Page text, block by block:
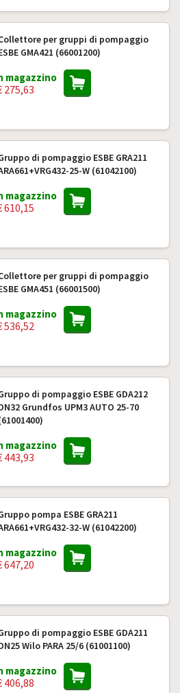
per gruppi di pompaggio
GMA421 (66001200)
magazzino
275,63
di pompaggio ESBE GRA211
25-W (61042100)
magazzino
610,15
per gruppi di pompaggio
GMA451 (66001500)
magazzino
536,52
di pompaggio ESBE GDA212
Grundfos UPM3 AUTO 25-70
magazzino
443,93
pompa ESBE GRA211
32-W (61042200)
magazzino
647,20
di pompaggio ESBE GDA211
Wilo PARA 25/6 (61001100)
magazzino
406,88